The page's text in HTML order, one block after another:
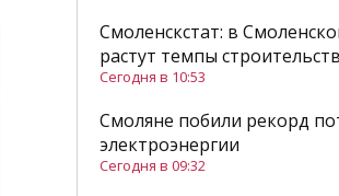
Смоленскстат: в
растут темпы
Сегодня в 10:53
Смоляне побили рекорд
электроэнергии
Сегодня в 09:32